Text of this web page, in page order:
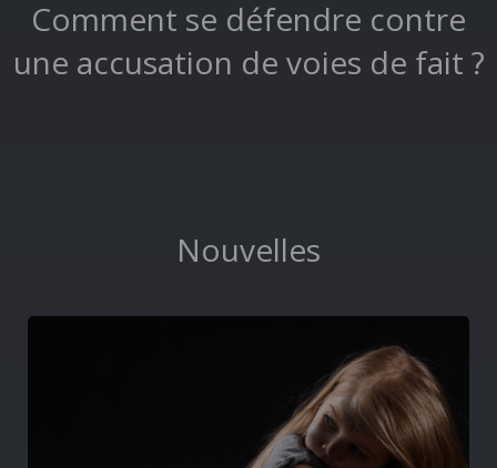
Comment se défendre contre
une accusation de voies de fait ?
Nouvelles